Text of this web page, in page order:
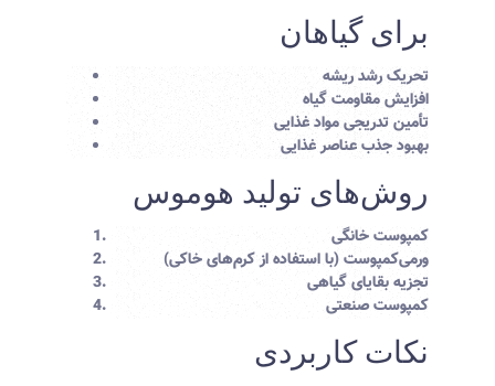
برای گیاهان
تحریک رشد ریشه
افزایش مقاومت گیاه
تأمین تدریجی مواد غذایی
بهبود جذب عناصر غذایی
روش‌های تولید هوموس
کمپوست خانگی
ورمی‌کمپوست (با استفاده از کرم‌های خاکی)
تجزیه بقایای گیاهی
کمپوست صنعتی
نکات کاربردی